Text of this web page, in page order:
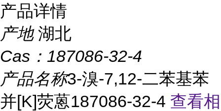
产品详情
产地 湖北
Cas： 187086-32-4
产品名称3-溴-7,12-二苯基苯
并[K]荧蒽187086-32-4 查看相